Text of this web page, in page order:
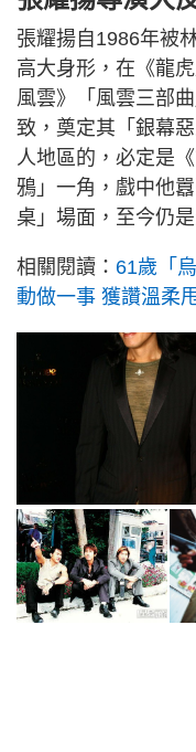
張耀揚自1986年被
高大身形，在《龍
風雲》「風雲三部
致，奠定其「銀幕
人地區的，必定是
鴉」一角，戲中他
桌」場面，至今仍
相關閱讀： 61歲「
動做一事 獲讚溫柔